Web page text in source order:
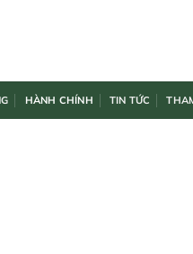
HÀNH CHÍNH TIN TỨC